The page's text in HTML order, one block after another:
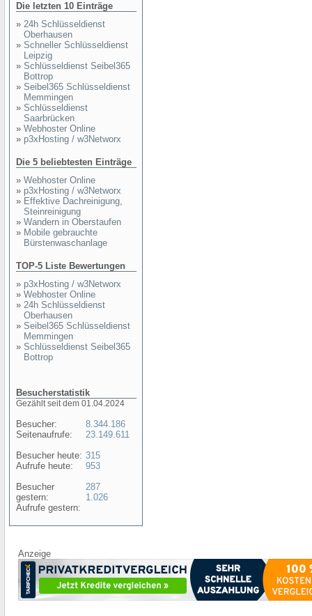
Die letzten 10 Einträge
» 24h Schlüsseldienst
Oberhausen
» Schneller Schlüsseldienst
Leipzig
» Schlüsseldienst Seibel365
Bottrop
» Seibel365 Schlüsseldienst
Memmingen
» Schlüsseldienst
Saarbrücken
» Webhoster Online
» p3xHosting / w3Networx
Die 5 beliebtesten Einträge
» Webhoster Online
» p3xHosting / w3Networx
» Effektive Dachreinigung,
Steinreinigung
» Wandern in Oberstaufen
» Mobile gebrauchte
Bürstenwaschanlage
TOP-5 Liste Bewertungen
» p3xHosting / w3Networx
» Webhoster Online
» 24h Schlüsseldienst
Oberhausen
» Seibel365 Schlüsseldienst
Memmingen
» Schlüsseldienst Seibel365
Bottrop
Besucherstatistik
Gezählt seit dem 01.04.2024
Besucher:
Seitenaufrufe:
Besucher heute:
Aufrufe heute:
Besucher
gestern:
Aufrufe gestern:
8.344.186
23.149.611
315
953
287
1.026
Anzeige